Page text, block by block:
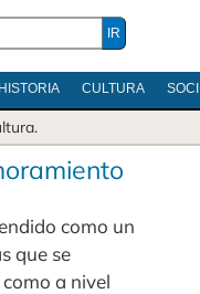
HISTORIA CULTURA
.
como un
que se
a nivel